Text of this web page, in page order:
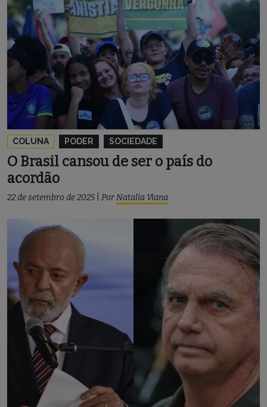
COLUNA PODER SOCIEDADE
O Brasil cansou de ser o país do
acordão
22 de setembro de 2025 PorNatalia Viana